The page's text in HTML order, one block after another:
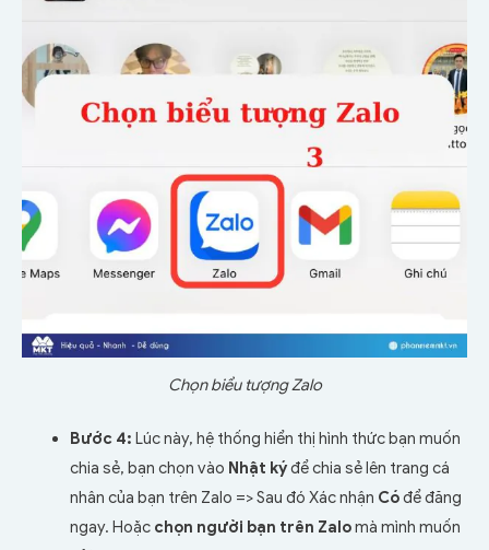
Chọn biểu tượng Zalo
Bước 4: Lúc này, hệ thống hiển thị hình thức bạn muốn
chia sẻ, bạn chọn vào Nhật kýđể chia sẻ lên trang cá
nhân của bạn trên Zalo => Sau đó Xác nhận Cóđể đăng
ngay. Hoặc chọn người bạn trên Zalomà mình muốn